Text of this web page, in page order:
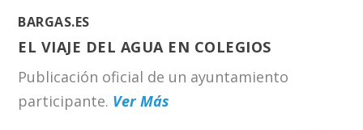
BARGAS.ES
EL VIAJE DEL AGUA EN COLEGIOS
Publicación oficial de un ayuntamiento
participante. Ver Más